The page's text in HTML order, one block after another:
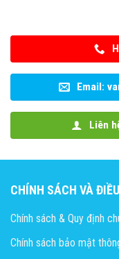
Email:
Liên
CHÍNH SÁCH VÀ
Chính sách & Quy định
Chính sách bảo mật